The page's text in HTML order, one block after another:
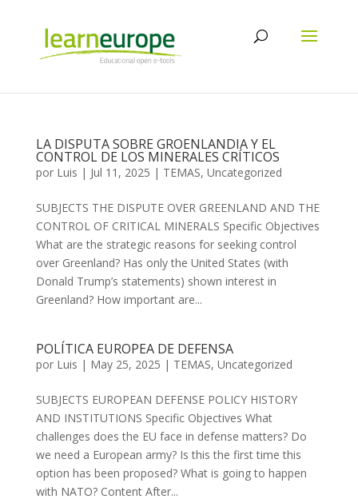
LA DISPUTA SOBRE GROENLANDIA Y EL
CONTROL DE LOS MINERALES CRÍTICOS
por Luis | Jul 11, 2025 | TEMAS, Uncategorized
SUBJECTS THE DISPUTE OVER GREENLAND AND THE
CONTROL OF CRITICAL MINERALS Specific Objectives
What are the strategic reasons for seeking control
over Greenland? Has only the United States (with
Donald Trump’s statements) shown interest in
Greenland? How important are...
POLÍTICA EUROPEA DE DEFENSA
por Luis | May 25, 2025 | TEMAS, Uncategorized
SUBJECTS EUROPEAN DEFENSE POLICY HISTORY
AND INSTITUTIONS Specific Objectives What
challenges does the EU face in defense matters? Do
we need a European army? Is this the first time this
option has been proposed? What is going to happen
with NATO? Content After...